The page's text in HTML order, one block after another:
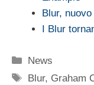
Blur,
I Blur
Categorie
News
Tag
Blur, Graham